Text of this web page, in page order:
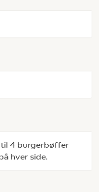
til 4 burgerbøffer
hver side.